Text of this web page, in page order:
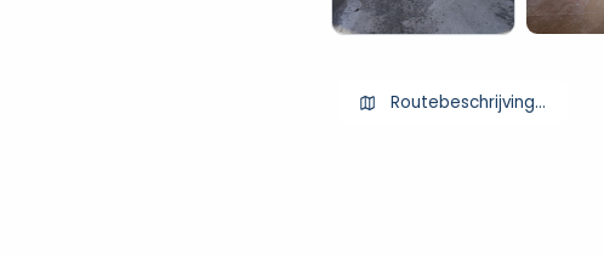
Routebeschrijving ophalen